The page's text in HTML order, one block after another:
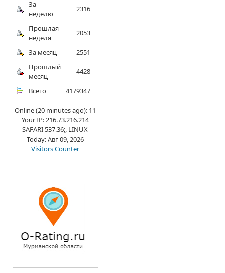
За
неделю
2316
Прошлая
неделя
2053
За месяц
2551
Прошлый
месяц
4428
Всего 4179347
Online (20 minutes ago): 11
Your IP: 216.73.216.214
SAFARI 537.36;, LINUX
Today: Авг 09, 2026
Visitors Counter